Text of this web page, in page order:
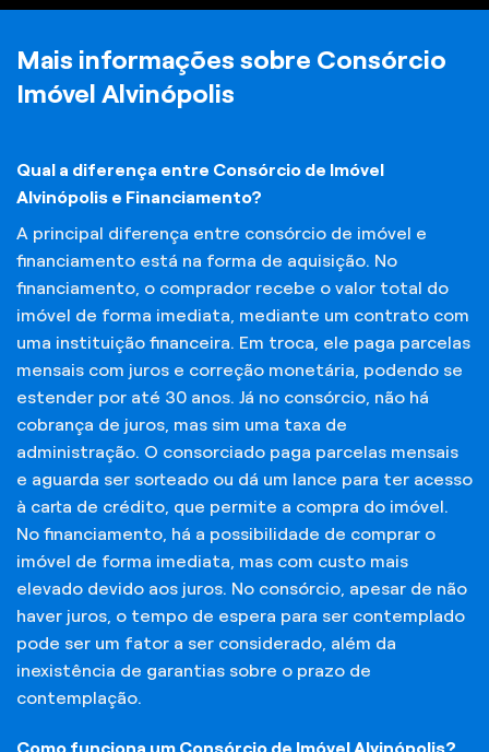
Mais informações sobre Consórcio
Imóvel Alvinópolis
Qual a diferença entre Consórcio de Imóvel
Alvinópolis e Financiamento?
A principal diferença entre consórcio de imóvel e
financiamento está na forma de aquisição. No
financiamento, o comprador recebe o valor total do
imóvel de forma imediata, mediante um contrato com
uma instituição financeira. Em troca, ele paga parcelas
mensais com juros e correção monetária, podendo se
estender por até 30 anos. Já no consórcio, não há
cobrança de juros, mas sim uma taxa de
administração. O consorciado paga parcelas mensais
e aguarda ser sorteado ou dá um lance para ter acesso
à carta de crédito, que permite a compra do imóvel.
No financiamento, há a possibilidade de comprar o
imóvel de forma imediata, mas com custo mais
elevado devido aos juros. No consórcio, apesar de não
haver juros, o tempo de espera para ser contemplado
pode ser um fator a ser considerado, além da
inexistência de garantias sobre o prazo de
contemplação.